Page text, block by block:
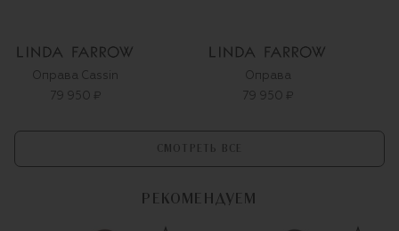
Оправа Cassin
79 950 ₽
Оправа
79 950 ₽
СМОТРЕТЬ ВСЕ
РЕКОМЕНДУЕМ